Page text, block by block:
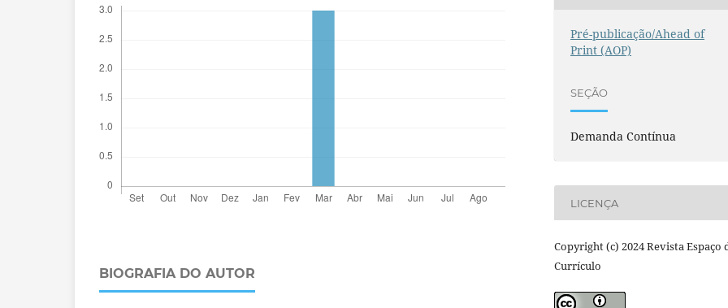
BIOGRAFIA DO AUTOR
Pré-publicação/Ahead of
Print (AOP)
SEÇÃO
Demanda Contínua
LICENÇA
Copyright (c) 2024 Revista Espaço
Currículo